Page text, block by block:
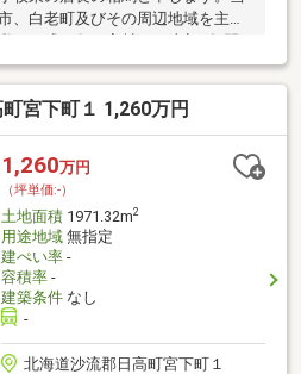
、白老町及びその周辺地域を主な
は平成19年に入社し、当初1年間
は現在まで不動産売買の営業を担
たくさんのお客様との出会いによ
として成長ができたと思います。
ずお客様のご対応をさせていただ
してます！
宮下町１ 1,260万円
1,260万円
（坪単価:-）
土地面積1971.32m2
用途地域無指定
建ぺい率-
容積率-
建築条件なし
-
北海道沙流郡日高町宮下町１